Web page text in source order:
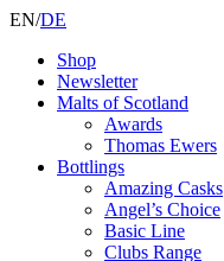
EN/DE
Shop
Newsletter
Malts of Scotland
Awards
Thomas Ewers
Bottlings
Amazing Casks
Angel’s Choice
Basic Line
Clubs Range